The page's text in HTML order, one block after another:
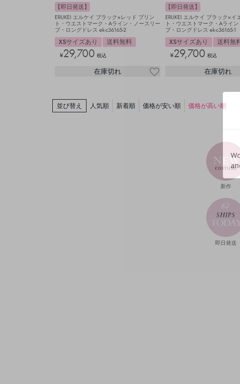
【即日発送】
ERUKEI エルケイ ブラック×レッド プリン
ト・ウエストマーク・Aライン・ノースリー
ブ・ロングドレス ek-c36165-2
XSサイズあり 送料無料
¥29,700 税込
在庫切れ
【即日発送】
ERUKEI エルケイ ブラック×イ
ト・ウエストマーク・Aライ
ブ・ロングドレス ek-c36165-1
XSサイズあり 送料無
¥29,700 税込
在庫切れ
並び替え 人気順 新着順 価格が安い順 価格が高い順
新作
即日発送